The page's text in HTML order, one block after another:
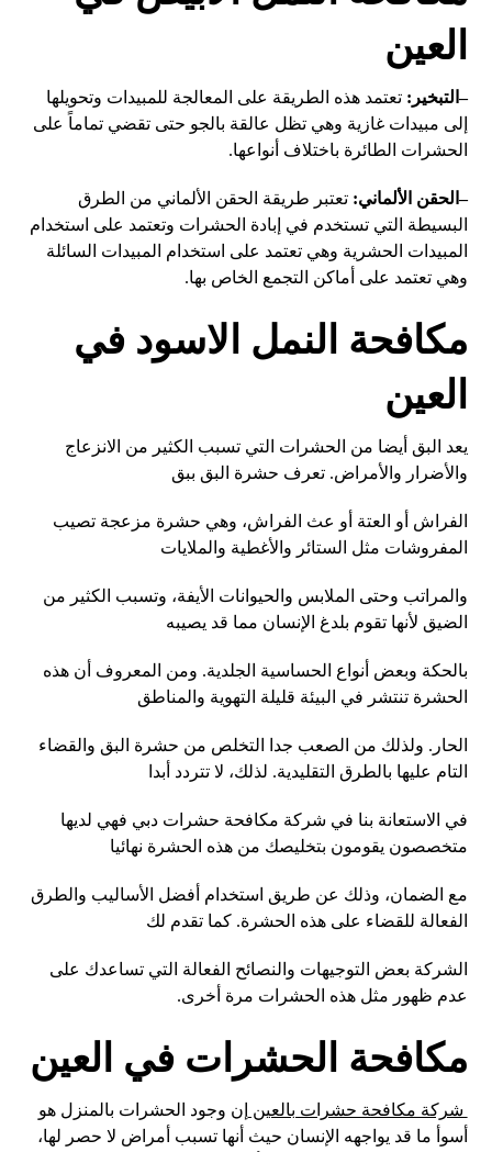
العين
– التبخير :تعتمد هذه الطريقة على المعالجة للمبيدات وتحويلها
إلى مبيدات غازية وهي تظل عالقة بالجو حتى تقضي تماماً على
الحشرات الطائرة باختلاف أنواعها.
– الحقن الألماني:تعتبر طريقة الحقن الألماني من الطرق
البسيطة التي تستخدم في إبادة الحشرات وتعتمد على استخدام
المبيدات الحشرية وهي تعتمد على استخدام المبيدات السائلة
وهي تعتمد على أماكن التجمع الخاص بها.
مكافحة النمل الاسود في
العين
يعد البق أيضا من الحشرات التي تسبب الكثير من الانزعاج
والأضرار والأمراض. تعرف حشرة البق ببق
الفراش أو العتة أو عث الفراش، وهي حشرة مزعجة تصيب
المفروشات مثل الستائر والأغطية والملايات
والمراتب وحتى الملابس والحيوانات الأيفة، وتسبب الكثير من
الضيق لأنها تقوم بلدغ الإنسان مما قد يصيبه
بالحكة وبعض أنواع الحساسية الجلدية. ومن المعروف أن هذه
الحشرة تنتشر في البيئة قليلة التهوية والمناطق
الحار. ولذلك من الصعب جدا التخلص من حشرة البق والقضاء
التام عليها بالطرق التقليدية. لذلك، لا تتردد أبدا
في الاستعانة بنا في شركة مكافحة حشرات دبي فهي لديها
متخصصون يقومون بتخليصك من هذه الحشرة نهائيا
مع الضمان، وذلك عن طريق استخدام أفضل الأساليب والطرق
الفعالة للقضاء على هذه الحشرة. كما تقدم لك
الشركة بعض التوجيهات والنصائح الفعالة التي تساعدك على
عدم ظهور مثل هذه الحشرات مرة أخرى.
مكافحة الحشرات في العين
شركة مكافحة حشرات بالعين إن وجود الحشرات بالمنزل هو
أسوأ ما قد يواجهه الإنسان حيث أنها تسبب أمراض لا حصر لها،